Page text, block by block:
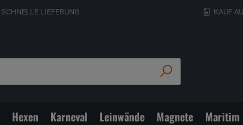
SCHNELLE LIEFERUNG KAUF
Hexen Karneval Leinwände Magnete Maritim